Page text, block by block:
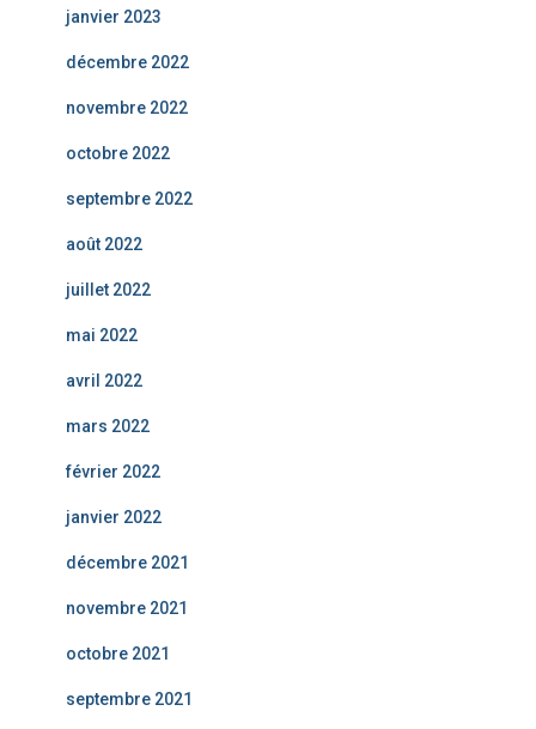
janvier 2023
décembre 2022
novembre 2022
octobre 2022
septembre 2022
août 2022
juillet 2022
mai 2022
avril 2022
mars 2022
février 2022
janvier 2022
décembre 2021
novembre 2021
octobre 2021
septembre 2021